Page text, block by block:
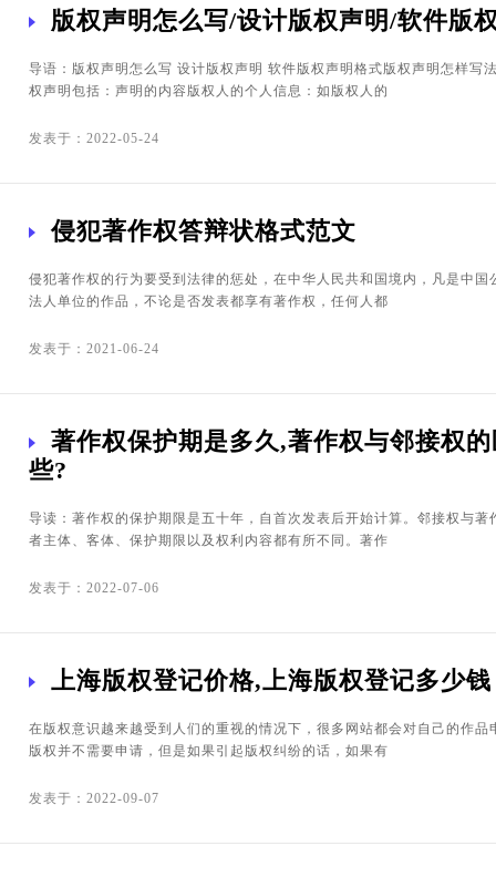
版权声明怎么写/设计版权声明/软件版
导语：版权声明怎么写 设计版权声明 软件版权声明格式版权声明怎样写
权声明包括：声明的内容版权人的个人信息：如版权人的
发表于：2022-05-24
侵犯著作权答辩状格式范文
侵犯著作权的行为要受到法律的惩处，在中华人民共和国境内，凡是中国
法人单位的作品，不论是否发表都享有著作权，任何人都
发表于：2021-06-24
著作权保护期是多久,著作权与邻接权
些?
导读：著作权的保护期限是五十年，自首次发表后开始计算。邻接权与著
者主体、客体、保护期限以及权利内容都有所不同。著作
发表于：2022-07-06
上海版权登记价格,上海版权登记多少钱
在版权意识越来越受到人们的重视的情况下，很多网站都会对自己的作品
版权并不需要申请，但是如果引起版权纠纷的话，如果有
发表于：2022-09-07